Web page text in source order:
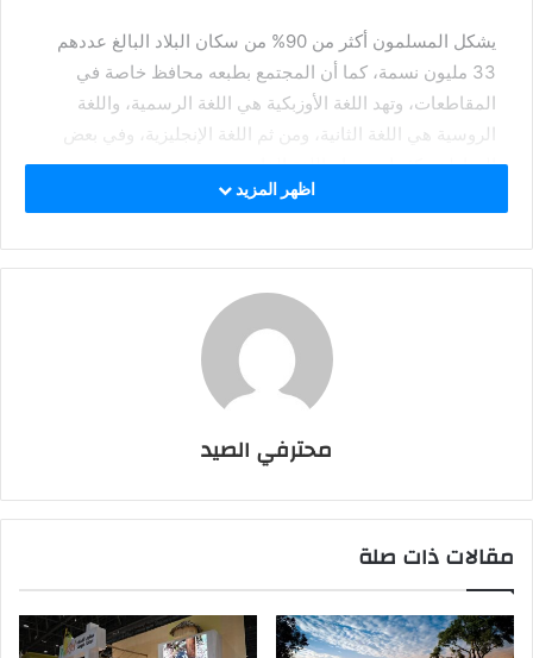
يشكل المسلمون أكثر من 90% من سكان البلاد البالغ عددهم
33 مليون نسمة، كما أن المجتمع بطبعه محافظ خاصة في
المقاطعات، وتهد اللغة الأوزبكية هي اللغة الرسمية، واللغة
الروسية هي اللغة الثانية، ومن ثم اللغة الإنجليزية، وفي بعض
المناطق يكثر استخدام اللغة الفارسية.
وتتميز الملابس في أوزبكستان بجمالها وطريقة خياطتها الخاصة
حيث يكثر استخدام التطريز فيها، والنقوشات المحفورة على
والوردي في بخارى.
اظهر المزيد
محترفي الصيد
مقالات ذات صلة